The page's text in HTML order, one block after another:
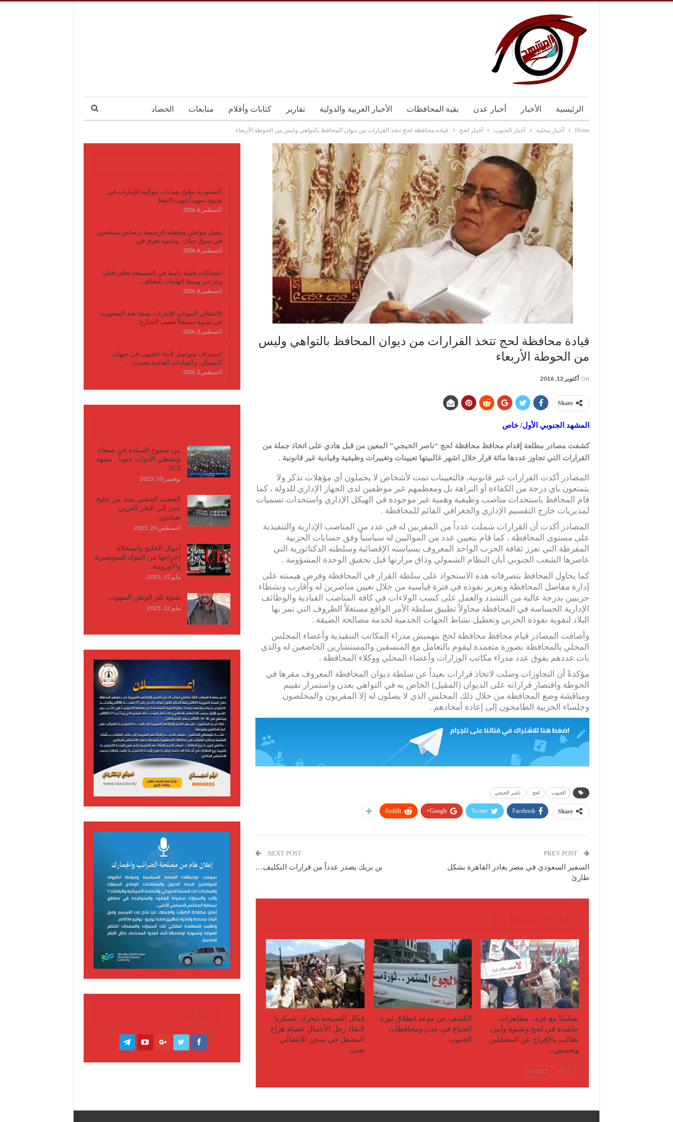
الرئيسية الأخبار أخبار عدن بقية المحافظات الأخبار العربية والدولية تقارير كتابات وأقلام متابعات الحصاد
Home أخبار محلية أخبار الجنوب أخبار لحج قيادة محافظة لحج تتخذ القرارات من ديوان المحافظ بالتواهي وليس من الحوطة الأربعاء
قيادة محافظة لحج تتخذ القرارات من ديوان المحافظ بالتواهي وليس
من الحوطة الأربعاء
On أكتوبر 12, 2016
Share
المشهد الجنوبي الأول/ خاص
كشفت مصادر مطلعة إقدام محافظ محافظة لحج “ناصر الخبجي” المعين من قبل هادي على اتخاذ جملة من
القرارات التي تجاوز عددها مائة قرار خلال اشهر غالبيتها تعيينات وتغييرات وظيفية وقيادية غير قانونية .
المصادر أكدت القرارات غير قانونية، فالتعيينات تمت لأشخاص لا يحملون أي مؤهلات تذكر ولا
يتمتعون باي درجة من الكفاءة أو النزاهة بل ومعظمهم غير موظفين لدى الجهاز الإداري للدولة ، كما
قام المحافظ باستحداث مناصب وظيفية وهمية غير موجودة في الهيكل الإداري واستحداث تسميات
لمديريات خارج التقسيم الإداري والجغرافي القائم للمحافظة .
المصادر أكدت أن القرارات شملت عدداً من المقربين له في عدد من المناصب الإدارية والتنفيذية
على مستوى المحافظة ، كما قام بتعيين عدد من المواليين له سياسياً وفق حسابات الحزبية
المفرطة التي تعزز ثقافة الحزب الواحد المعروف بسياسته الإقصائية وسلطته الدكتاتورية التي
عاصرها الشعب الجنوبي أبان النظام الشمولي وذاق مرارتها قبل تحقيق الوحدة المشؤومة .
كما يحاول المحافظ بتصرفاته هذه الاستحواذ على سلطة القرار في المحافظة وفرض هيمنته على
إدارة مفاصل المحافظة وتعزيز نفوذه في فترة قياسية من خلال تعيين مناصرين له وأقارب ونشطاء
حزبيين بدرجة عالية من التشدد والعمل على كسب الولاءات في كافة المناصب القيادية والوظائف
الإدارية الحساسة في المحافظة محاولاً تطبيق سلطة الأمر الواقع مستغلاً الظروف التي تمر بها
البلاد لتقوية نفوذة الحزبي وتعطيل نشاط الجهات الخدمية لخدمة مصالحة الضيقة .
وأضافت المصادر قيام محافظ محافظة لحج بتهميش مدراء المكاتب التنفيذية وأعضاء المجلس
المحلي بالمحافظة بصورة متعمدة ليقوم بالتعامل مع المنسقين والمستشارين الخاضعين له والذي
بات عددهم يفوق عدد مدراء مكاتب الوزارات وأعضاء المحلي ووكلاء المحافظة .
مؤكدةً أن التجاوزات وصلت لاتخاذ قرارات بعيداً عن سلطة ديوان المحافظة المعروف مقرها في
الحوطة واقتصار قراراته على الديوان (المقيل) الخاص به في التواهي بعدن واستمرار تقييم
ومناقشة وضع المحافظة من خلال ذلك المجلس الذي لا يصلون له إلا المقربون والمخلصون
وجلساء الحزبية الطامحون إلى إعادة أمجادهم .
الجنوب لحج ناصر الخبجي
Share
Facebook
Twitter
Google+
ReddIt
السفير السعودي في مصر يغادر القاهرة بشكل
طارئ
NEXT POST
بن بريك يصدر عدداً من قرارات التكليف…
تضامنًا مع غزة.. مظاهرات
حاشدة في لحج وشبوة وأبين
تطالب بالإفراج عن المعتقلين
وتحسين…
الكشف عن موعد انطلاق ثورة
الجياع في عدن ومحافظات
الجنوب
قبائل الصبيحة تتحرك عسكريا
لانقاذ رجل الأعمال عصام هزاع
المعتقل في سجن للانتقالي
بعدن
NEXT
السعودية تطيح بقيادات موالية للإمارات في
شبوة تمهيداً لنهب النفط
أغسطس 6, 2026
مقتل مواطن وطفلته الرضيعة برصاص مسلحين
في سوق حبان.. وشبوة تغرق في…
أغسطس 6, 2026
اشتباكات قبلية دامية في المصينعة تخلف قتلى
وجرحى وسط اتهامات للتحالف…
أغسطس 4, 2026
الانتقالي الموالي للإمارات يصعد ضد السعودية
في شبوة مستغلاً غضب الشارع…
أغسطس 3, 2026
استنزاف متواصل لأبناء الجنوب في جبهات
الشمال.. والقيادات العائدة تتحدث…
أغسطس 2, 2026
بين شموخ السيادة في صنعاء
وتشظي الأدوات جنوباً.. مشهد
الـ30…
نوفمبر 30, 2025
الغضب الشعبي يمتد من خليج
عدن إلى البحر العربي:
صيادون…
أغسطس 20, 2025
أموال الخليج واستحالة
إخراجها من البنوك السويسرية
والأوروبية…
مايو 15, 2025
شبوة كنز الوطن المنهوب..
مايو 12, 2025